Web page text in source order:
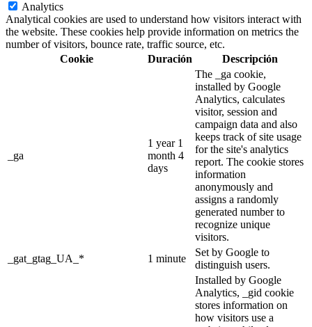
Analytics
Analytical cookies are used to understand how visitors interact with
the website. These cookies help provide information on metrics the
number of visitors, bounce rate, traffic source, etc.
Cookie
Duración Descripción
_ga
1 year 1
month 4
days
The _ga cookie,
installed by Google
Analytics, calculates
visitor, session and
campaign data and also
keeps track of site usage
for the site's analytics
report. The cookie stores
information
anonymously and
assigns a randomly
generated number to
recognize unique
visitors.
_gat_gtag_UA_*
1 minute
Set by Google to
distinguish users.
Installed by Google
Analytics, _gid cookie
stores information on
how visitors use a